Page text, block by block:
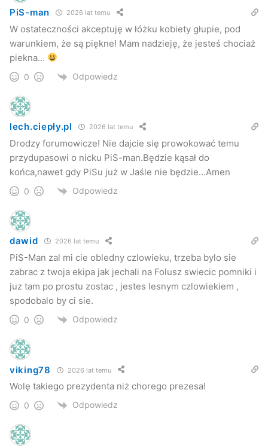
PiS-man 2026 lat temu
W ostateczności akceptuję w łóżku kobiety głupie, pod
warunkiem, że są piękne! Mam nadzieję, że jesteś chociaż
piekna…
0 Odpowiedz
lech.ciepły.pl 2026 lat temu
Drodzy forumowicze! Nie dajcie się prowokować temu
przydupasowi o nicku PiS-man.Będzie kąsał do
końca,nawet gdy PiSu już w Jaśle nie będzie…Amen
0 Odpowiedz
dawid 2026 lat temu
PiS-Man zal mi cie obledny czlowieku, trzeba bylo sie
zabrac z twoja ekipa jak jechali na Folusz swiecic pomniki i
juz tam po prostu zostac , jestes lesnym czlowiekiem ,
spodobalo by ci sie.
0 Odpowiedz
viking78 2026 lat temu
Wolę takiego prezydenta niż chorego prezesa!
0 Odpowiedz